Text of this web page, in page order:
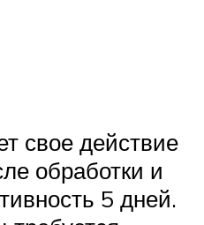
свое действие
обработки и
5 дней.